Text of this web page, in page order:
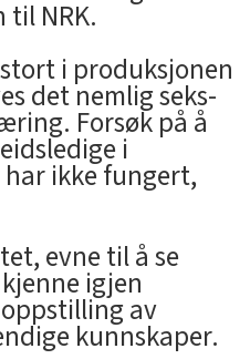
til NRK.
i produksjonen
det nemlig seks-
Forsøk på å
i
ikke fungert,
evne til å se
igjen
av
kunnskaper.